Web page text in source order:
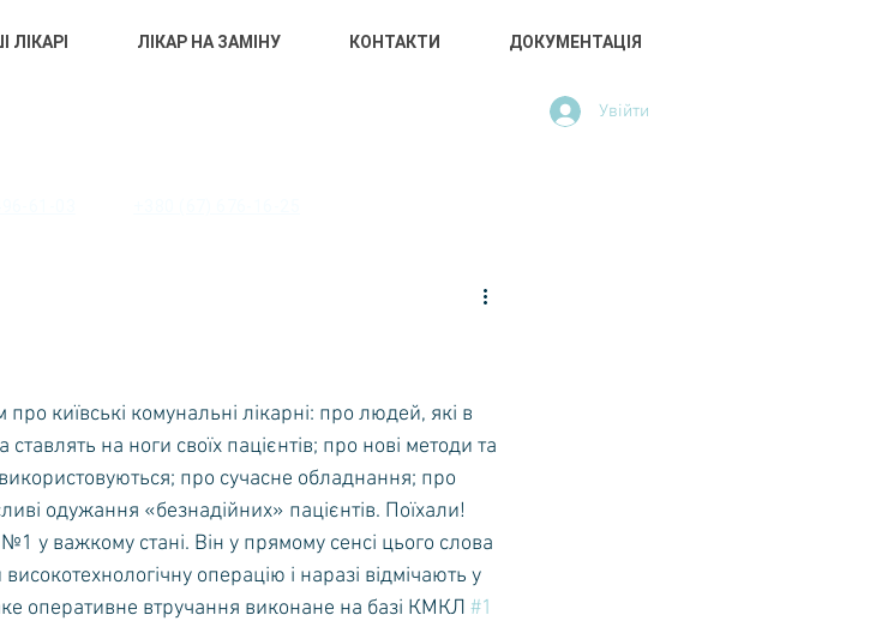
ЛІКАРІ ЛІКАР НА ЗАМІНУ КОНТАКТИ ДОКУМЕНТАЦІЯ
Увійти
київські комунальні лікарні: про людей, які в
на ноги своїх пацієнтів; про нові методи та
про сучасне обладнання; про
одужання «безнадійних» пацієнтів. Поїхали!
у важкому стані. Він у прямому сенсі цього слова
операцію і наразі відмічають у
оперативне втручання виконане на базі КМКЛ #1